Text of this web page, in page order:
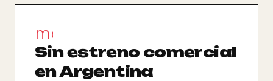
movie_filter
Sin estreno comercial
en Argentina